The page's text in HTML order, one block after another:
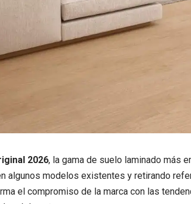
2026, la gama de suelo laminado más
algunos modelos existentes y retirando
el compromiso de la marca con las